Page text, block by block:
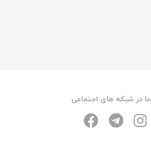
ما در شبکه های اجتماعی